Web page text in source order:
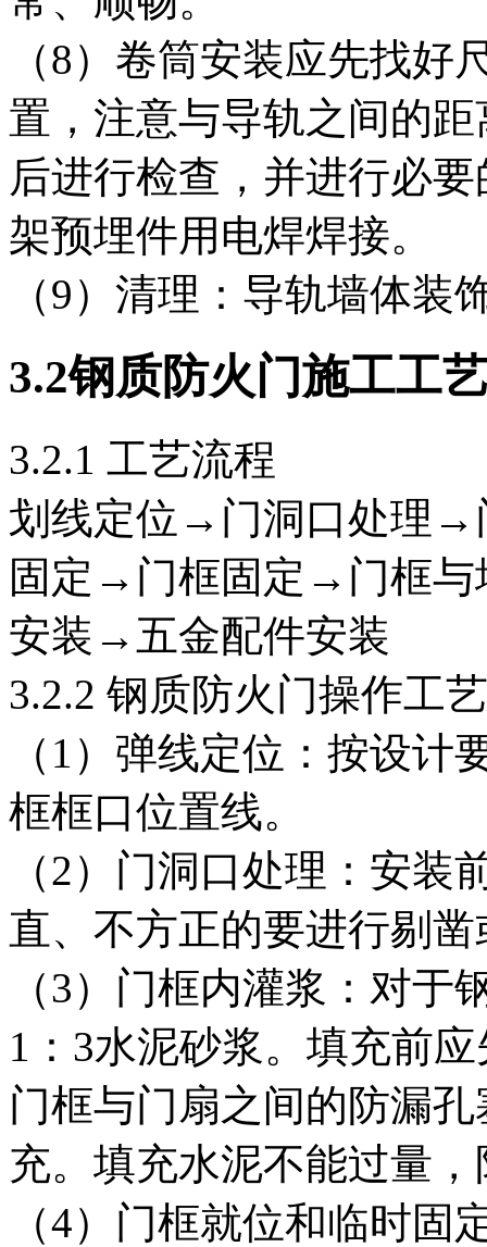
（8）卷筒安装应先找
置，注意与导轨之间的
后进行检查，并进行必
架预埋件用电焊焊接。
（9）清理：导轨墙体装
3.2钢质防火门施工工
3.2.1 工艺流程
划线定位→门洞口处理→
固定→门框固定→门框
安装→五金配件安装
3.2.2 钢质防火门操作工艺
（1）弹线定位：按设
框框口位置线。
（2）门洞口处理：安
直、不方正的要进行剔
（3）门框内灌浆：对
1：3水泥砂浆。填充前
门框与门扇之间的防漏
充。填充水泥不能过量
（4）门框就位和临时